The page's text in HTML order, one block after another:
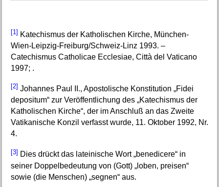
[1] Katechismus der Katholischen Kirche, München-
Wien-Leipzig-Freiburg/Schweiz-Linz 1993. –
Catechismus Catholicae Ecclesiae, Città del Vaticano
1997; .
[2] Johannes Paul II., Apostolische Konstitution „Fidei
depositum“ zur Veröffentlichung des „Katechismus der
Katholischen Kirche“, der im Anschluß an das Zweite
Vatikanische Konzil verfasst wurde, 11. Oktober 1992, Nr.
4.
[3] Dies drückt das lateinische Wort „benedicere“ in
seiner Doppelbedeutung von (Gott) „loben, preisen“
sowie (die Menschen) „segnen“ aus.